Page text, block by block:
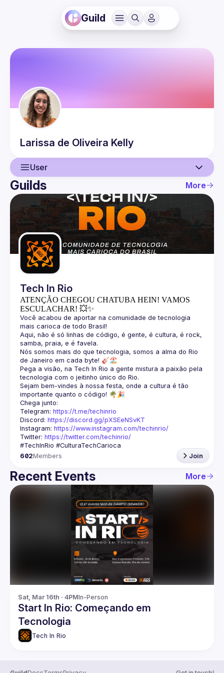
Guild
Larissa de Oliveira Kelly
User
User
Events
Guilds
Guilds More
Tech In Rio
ATENÇÃO CHEGOU CHATUBA HEIN! VAMOS
ESCULACHAR! 💥✨
Você acabou de aportar na comunidade de tecnologia
Aqui, não é só linhas de código, é gente, é cultura, é rock,
Nós somos mais do que tecnologia, somos a alma do Rio
Pega a visão, na Tech In Rio a gente mistura a paixão pela
Sejam bem-vindes à nossa festa, onde a cultura é tão
Telegram: https://t.me/techinrio
Discord: https://discord.gg/pXSEeNSvKT
Instagram: https://www.instagram.com/techinrio/
Twitter: https://twitter.com/techinrio/
602Members Join
Recent Events More
Sat, Mar 16th · 4PMIn-Person
Start In Rio: Começando em
Tecnologia
Tech In Rio